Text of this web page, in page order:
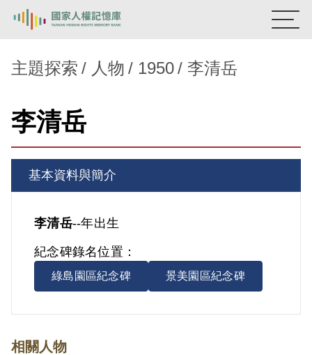
新生訓導處
主題探索
背景知識
關於我們
意見信箱
主題探索 人物 1950 李清岳
李清岳
基本資料與簡介
李清岳--年出生
紀念碑錄名位置：
綠島園區紀念碑 景美園區紀念碑
相關人物